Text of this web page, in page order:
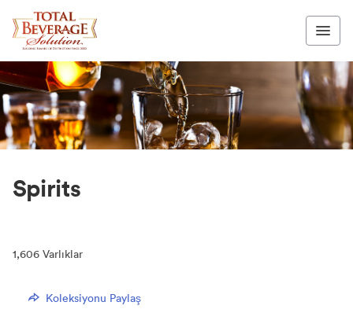
Spirits
1,606 Varlıklar
Koleksiyonu Paylaş